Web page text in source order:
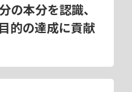
本分を認識、
的の達成に貢献